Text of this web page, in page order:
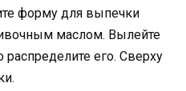
форму для выпечки
маслом. Вылейте
распределите его. Сверху